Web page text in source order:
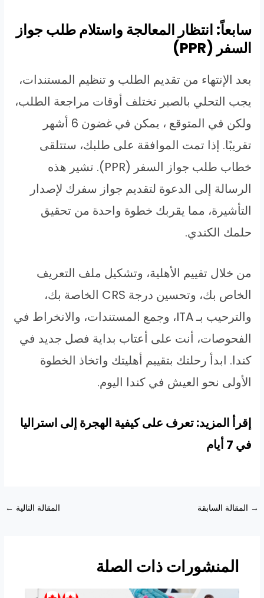
سابعاً: انتظار المعالجة واستلام طلب جواز
السفر (PPR)
بعد الإنتهاء من تقديم الطلب و تنظيم المستندات،
يجب التحلي بالصبر تختلف أوقات مراجعة الطلب،
ولكن في المتوقع ، يمكن في غضون 6 أشهر
تقريبًا. إذا تمت الموافقة على طلبك، ستتلقى
خطاب طلب جواز السفر (PPR). تشير هذه
الرسالة إلى الدعوة لتقديم جواز سفرك لإصدار
التأشيرة، مما يقربك خطوة واحدة من تحقيق
حلمك الكندي.
من خلال تقييم الأهلية، وتشكيل ملف التعريف
الخاص بك، وتحسين درجة CRS الخاصة بك،
والترحيب بـ ITA، وجمع المستندات، والانخراط في
الفحوصات، أنت على أعتاب بداية فصل جديد في
كندا. ابدأ رحلتك بتقييم أهليتك واتخاذ الخطوة
الأولى نحو العيش في كندا اليوم.
إقرأ المزيد: تعرف على كيفية الهجرة إلى استراليا
في 7 أيام
Post
→ المقالة السابقة المقالة التالية ←
المنشورات ذات الصلة